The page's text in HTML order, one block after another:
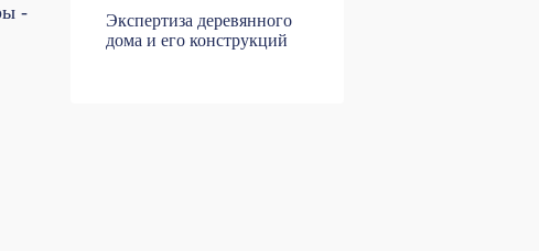
-
Экспертиза деревянного
дома и его конструкций